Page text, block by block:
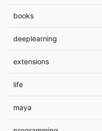
books
deeplearning
extensions
life
maya